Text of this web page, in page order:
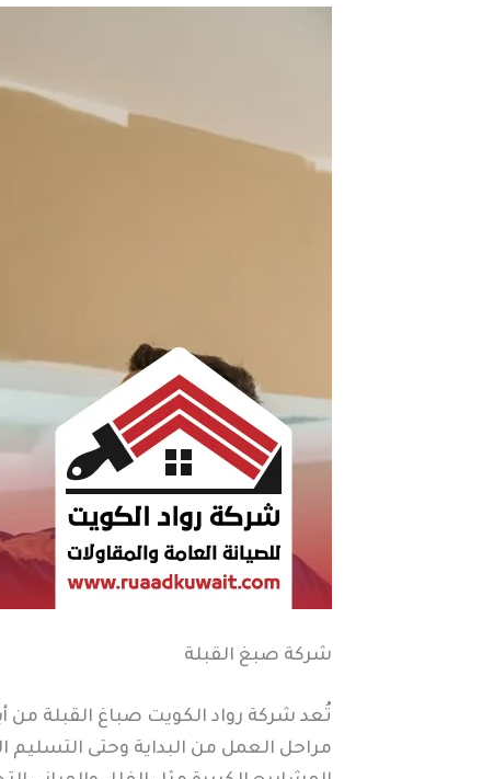
شركة صبغ القبلة
تُعد شركة رواد الكويت صباغ القبلة
مراحل العمل من البداية وحتى التسليم